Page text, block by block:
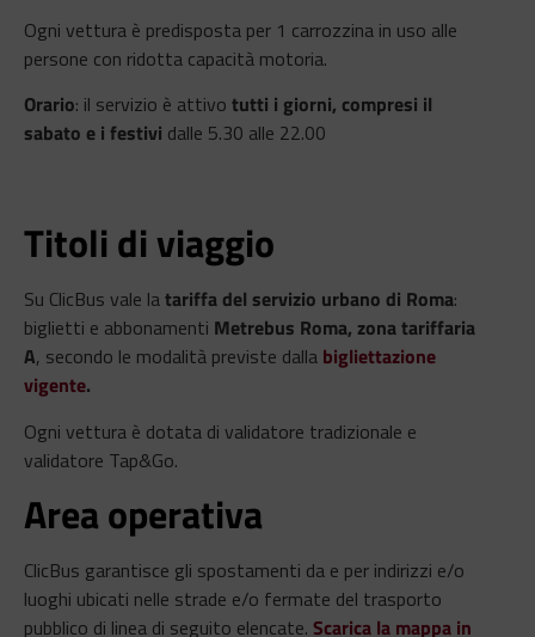
Ogni vettura è predisposta per 1 carrozzina in uso alle
persone con ridotta capacità motoria.
Orario: il servizio è attivo tutti i giorni, compresi il
sabato e i festivi dalle 5.30 alle 22.00
Titoli di viaggio
Su ClicBus vale latariffa del servizio urbano di Roma:
biglietti e abbonamenti Metrebus Roma, zona tariffaria
A, secondo le modalità previste dalla bigliettazione
vigente.
Ogni vettura è dotata di validatore tradizionale e
validatore Tap&Go.
Area operativa
ClicBus garantisce gli spostamenti da e per indirizzi e/o
luoghi ubicati nelle strade e/o fermate del trasporto
pubblico di linea di seguito elencate. Scarica la mappa in